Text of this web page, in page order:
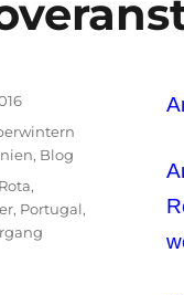
, Blog
,
, Portugal,